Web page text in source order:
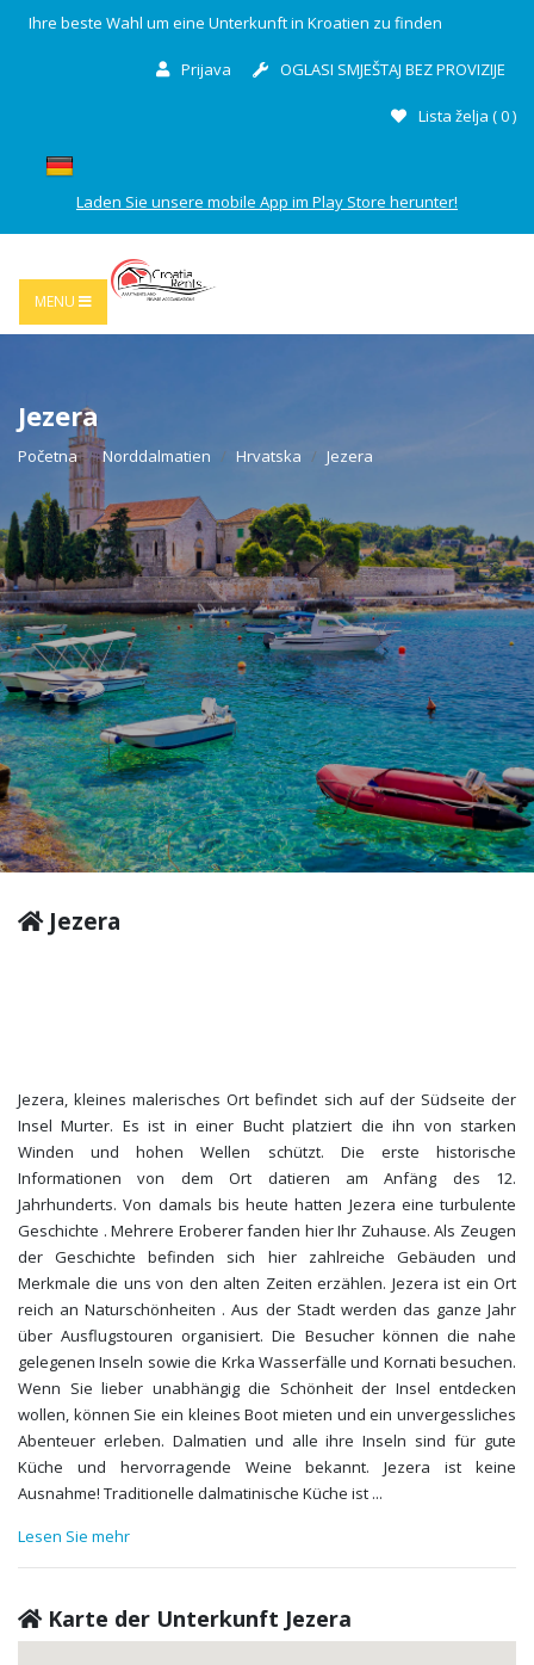
Ihre beste Wahl um eine Unterkunft in Kroatien zu finden
Prijava OGLASI SMJEŠTAJ BEZ PROVIZIJE
Lista želja (0)
Laden Sie unsere mobile App im Play Store herunter!
MENU
Jezera
Početna Norddalmatien Hrvatska Jezera
Jezera
Jezera, kleines malerisches Ort befindet sich auf der Südseite der
Insel Murter. Es ist in einer Bucht platziert die ihn von starken
Winden und hohen Wellen schützt. Die erste historische
Informationen von dem Ort datieren am Anfäng des 12.
Jahrhunderts. Von damals bis heute hatten Jezera eine turbulente
Geschichte . Mehrere Eroberer fanden hier Ihr Zuhause. Als Zeugen
der Geschichte befinden sich hier zahlreiche Gebäuden und
Merkmale die uns von den alten Zeiten erzählen. Jezera ist ein Ort
reich an Naturschönheiten . Aus der Stadt werden das ganze Jahr
über Ausflugstouren organisiert. Die Besucher können die nahe
gelegenen Inseln sowie die Krka Wasserfälle und Kornati besuchen.
Wenn Sie lieber unabhängig die Schönheit der Insel entdecken
wollen, können Sie ein kleines Boot mieten und ein unvergessliches
Abenteuer erleben. Dalmatien und alle ihre Inseln sind für gute
Küche und hervorragende Weine bekannt. Jezera ist keine
Ausnahme! Traditionelle dalmatinische Küche ist ...
Lesen Sie mehr
Karte der Unterkunft Jezera